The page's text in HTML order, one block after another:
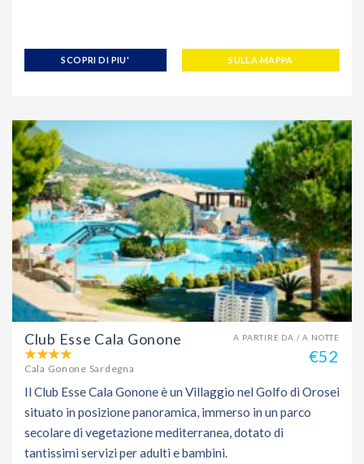
SCOPRI DI PIU' SULLA MAPPA
A PARTIRE DA / A NOTTE
€52
Club Esse Cala Gonone
Cala Gonone Sardegna
Il Club Esse Cala Gonone è un Villaggio nel Golfo di Orosei
situato in posizione panoramica, immerso in un parco
secolare di vegetazione mediterranea, dotato di
tantissimi servizi per adulti e bambini.